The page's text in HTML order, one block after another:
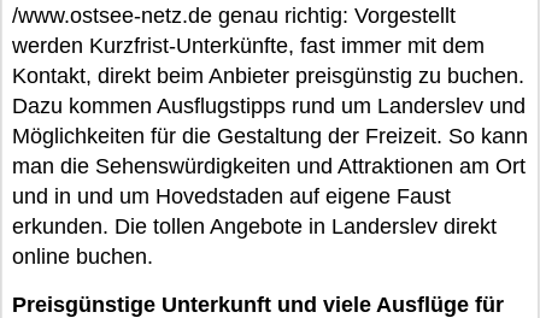
/www.ostsee-netz.de genau richtig: Vorgestellt
werden Kurzfrist-Unterkünfte, fast immer mit dem
Kontakt, direkt beim Anbieter preisgünstig zu buchen.
Dazu kommen Ausflugstipps rund um Landerslev und
Möglichkeiten für die Gestaltung der Freizeit. So kann
man die Sehenswürdigkeiten und Attraktionen am Ort
und in und um Hovedstaden auf eigene Faust
erkunden. Die tollen Angebote in Landerslev direkt
online buchen.
Preisgünstige Unterkunft und viele Ausflüge für